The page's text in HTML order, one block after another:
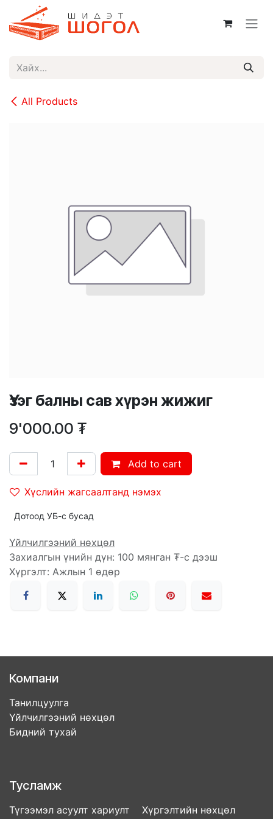
Skip to Content
All Products
Үзэг балны сав хүрэн жижиг
9'000.00 ₮
Add to cart
Хүслийн жагсаалтанд нэмэх
Дотоод УБ-с бусад
Үйлчилгээний нөхцөл
Захиалгын үнийн дүн: 100 мянган ₮-с дээш
Хүргэлт: Ажлын 1 өдөр
Компани
Танилцуулга
Үйлчилгээний нөхцөл
Бидний тухай
Тусламж
Түгээмэл асуулт хариулт Хүргэлтийн нөхцөл